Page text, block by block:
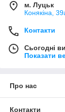
м. Луцьк
Конякіна,
Контакти
Сьогодні
Показати
Про нас
Контакти